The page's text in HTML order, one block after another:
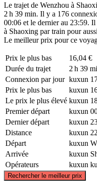
Le trajet de Wenzhou à
2 h 39 min. Il y a 176
00:06 et le dernier au 23:59.
à Shaoxing par train pour
Le meilleur prix pour ce
Prix ​​le plus bas
16,04 €
Durée du trajet
2 h 39
Connexion par jour kuxun
Prix ​​le plus bas
kuxun
Le prix le plus élevé kuxun
Premier départ
kuxun
Dernier départ
kuxun
Distance
kuxun
Départ
kuxun
Arrivée
kuxun
Opérateurs
kuxun
Rechercher le meilleur prix